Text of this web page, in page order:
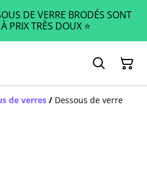
DE VERRE BRODÉS SONT
PRIX TRÈS DOUX ⭐️
de verres / Dessous de verre